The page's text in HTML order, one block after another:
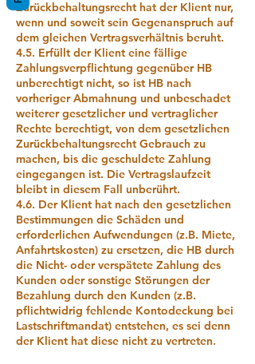
Zurückbehaltungsrecht hat der Klient nur,
wenn und soweit sein Gegenanspruch auf
dem gleichen Vertragsverhältnis beruht.
4.5. Erfüllt der Klient eine fällige
Zahlungsverpflichtung gegenüber HB
unberechtigt nicht, so ist HB nach
vorheriger Abmahnung und unbeschadet
weiterer gesetzlicher und vertraglicher
Rechte berechtigt, von dem gesetzlichen
Zurückbehaltungsrecht Gebrauch zu
machen, bis die geschuldete Zahlung
eingegangen ist. Die Vertragslaufzeit
bleibt in diesem Fall unberührt.
4.6. Der Klient hat nach den gesetzlichen
Bestimmungen die Schäden und
erforderlichen Aufwendungen (z.B. Miete,
Anfahrtskosten) zu ersetzen, die HB durch
die Nicht- oder verspätete Zahlung des
Kunden oder sonstige Störungen der
Bezahlung durch den Kunden (z.B.
pflichtwidrig fehlende Kontodeckung bei
Lastschriftmandat) entstehen, es sei denn
der Klient hat diese nicht zu vertreten.